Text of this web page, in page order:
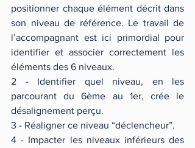
positionner chaque élément décrit dans
son niveau de référence. Le travail de
l’accompagnant est ici primordial pour
identifier et associer correctement les
éléments des 6 niveaux.
2 - Identifier quel niveau, en les
parcourant du 6ème au 1er, crée le
désalignement perçu.
3 - Réaligner ce niveau “déclencheur”.
4 - Impacter les niveaux inférieurs des